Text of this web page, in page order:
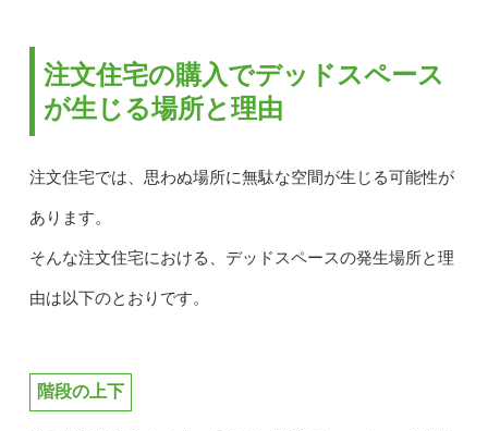
注文住宅の購入でデッドスペース
が生じる場所と理由
注文住宅では、思わぬ場所に無駄な空間が生じる可能性が
あります。
そんな注文住宅における、デッドスペースの発生場所と理
由は以下のとおりです。
階段の上下